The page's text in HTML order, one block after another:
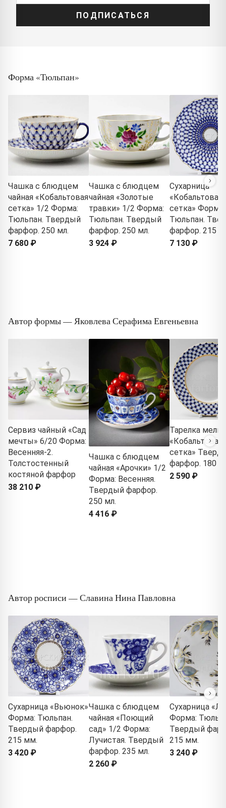
ПОДПИСАТЬСЯ
Форма «Тюльпан»
Чашка с блюдцем
чайная «Кобальтовая
сетка» 1/2 Форма:
Тюльпан. Твердый
фарфор. 250 мл.
7 680 ₽
Чашка с блюдцем
чайная «Золотые
травки» 1/2 Форма:
Тюльпан. Твердый
фарфор. 250 мл.
3 924 ₽
Сухарница
«Кобальтовая
сетка» Форма:
Тюльпан.
фарфор. 215
7 130 ₽
Автор формы — Яковлева Серафима Евгеньевна
Сервиз чайный «Сад
мечты» 6/20 Форма:
Весенняя-2.
Толстостенный
костяной фарфор
38 210 ₽
Чашка с блюдцем
чайная «Арочки» 1/2
Форма: Весенняя.
Твердый фарфор.
250 мл.
4 416 ₽
Тарелка
«Кобальтовая
сетка»
фарфор. 180
2 590 ₽
Автор росписи — Славина Нина Павловна
Сухарница «Вьюнок»
Форма: Тюльпан.
Твердый фарфор.
215 мм.
3 420 ₽
Чашка с блюдцем
чайная «Поющий
сад» 1/2 Форма:
Лучистая. Твердый
фарфор. 235 мл.
2 260 ₽
Сухарница
Форма:
Твердый
215 мм.
3 240 ₽